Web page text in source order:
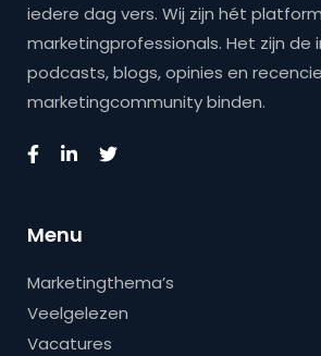
iedere dag vers. Wij zijn hét
marketingprofessionals. Het zijn de
podcasts, blogs, opinies en
marketingcommunity binden.
Menu
Marketingthema’s
Veelgelezen
Vacatures